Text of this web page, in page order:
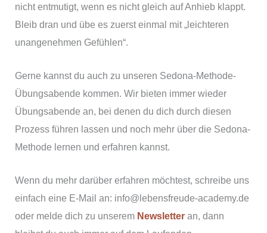
nicht entmutigt, wenn es nicht gleich auf Anhieb klappt.
Bleib dran und übe es zuerst einmal mit „leichteren
unangenehmen Gefühlen“.
Gerne kannst du auch zu unseren Sedona-Methode-
Übungsabende kommen. Wir bieten immer wieder
Übungsabende an, bei denen du dich durch diesen
Prozess führen lassen und noch mehr über die Sedona-
Methode lernen und erfahren kannst.
Wenn du mehr darüber erfahren möchtest, schreibe uns
einfach eine E-Mail an: info@lebensfreude-academy.de
oder melde dich zu unserem Newsletter an, dann